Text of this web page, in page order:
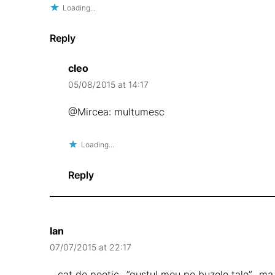
Loading...
Reply
cleo
05/08/2015 at 14:17
@Mircea: multumesc
Loading...
Reply
Ian
07/07/2015 at 22:17